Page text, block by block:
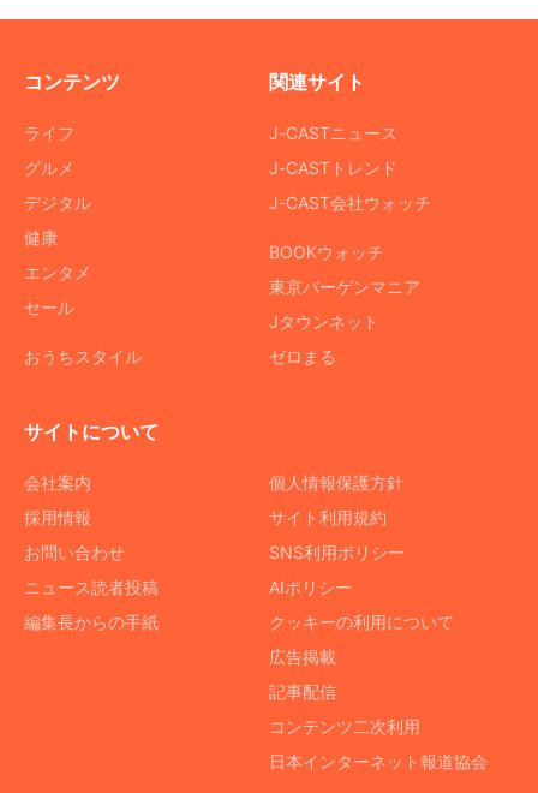
コンテンツ
ライフ
グルメ
デジタル
健康
エンタメ
セール
おうちスタイル
関連サイト
J-CASTニュース
J-CASTトレンド
J-CAST会社ウォッチ
BOOKウォッチ
東京バーゲンマニア
Jタウンネット
ゼロまる
サイトについて
会社案内
採用情報
お問い合わせ
ニュース読者投稿
編集長からの手紙
個人情報保護方針
サイト利用規約
SNS利用ポリシー
AIポリシー
クッキーの利用について
広告掲載
記事配信
コンテンツ二次利用
日本インターネット報道協会